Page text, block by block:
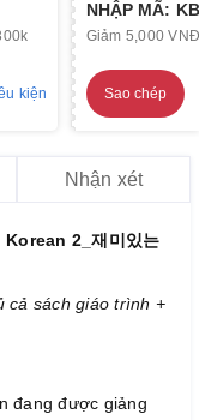
kiện
NHẬP MÃ:
Giảm 5,000
Sao chép
Nhận xét
2_재미있는
cả sách giáo trình +
đang được giảng